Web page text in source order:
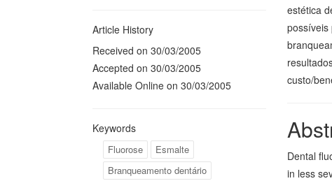
Article History
Received on 30/03/2005
Accepted on 30/03/2005
Available Online on 30/03/2005
Keywords
Fluorose
Esmalte
Branqueamento dentário
estética
possíveis
custo/
Dental
in less